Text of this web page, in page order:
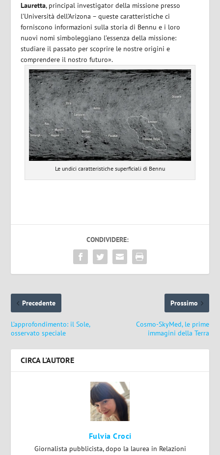
Lauretta, principal investigator della missione presso
l’Università dell’Arizona – queste caratteristiche ci
forniscono informazioni sulla storia di Bennu e i loro
nuovi nomi simboleggiano l’essenza della missione:
studiare il passato per scoprire le nostre origini e
comprendere il nostro futuro».
Le undici caratteristiche superficiali di Bennu
CONDIVIDERE:
Precedente
L’approfondimento: il Sole,
osservato speciale
Prossimo
Cosmo-SkyMed, le prime
immagini della Terra
CIRCA L'AUTORE
Fulvia Croci
Giornalista pubblicista, dopo la laurea in Relazioni